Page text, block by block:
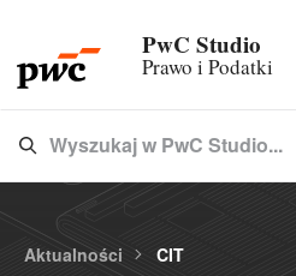
PwC Studio
Prawo i Podatki
Type 3 or more characters for results.
Wyszukaj w PwC Studio...
Aktualności CIT